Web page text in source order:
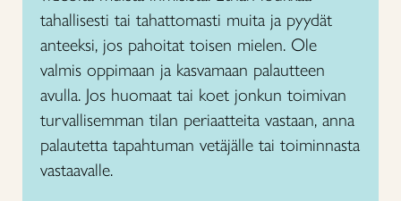
tahallisesti tai tahattomasti muita ja pyydät
anteeksi, jos pahoitat toisen mielen. Ole
valmis oppimaan ja kasvamaan palautteen
avulla. Jos huomaat tai koet jonkun toimivan
turvallisemman tilan periaatteita vastaan, anna
palautetta tapahtuman vetäjälle tai toiminnasta
vastaavalle.